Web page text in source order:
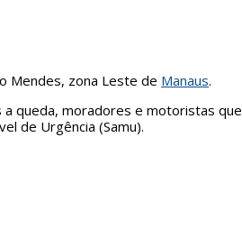
Mendes, zona Leste de Manaus.
a queda, moradores e motoristas que
de Urgência (Samu).